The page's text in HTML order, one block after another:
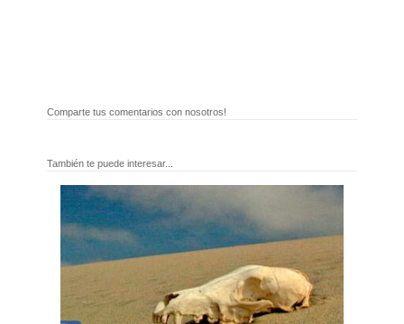
Comparte tus comentarios con nosotros!
También te puede interesar...